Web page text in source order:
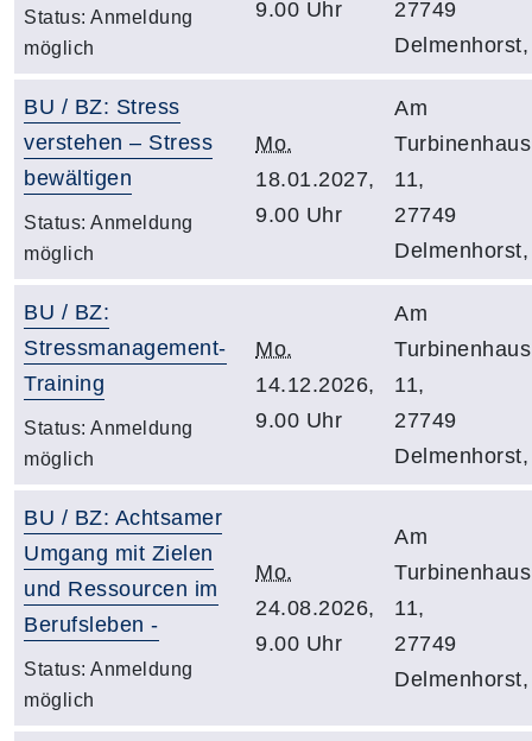
Status: Anmeldung
möglich
9.00 Uhr
27749
Delmenhorst,
BU / BZ: Stress
verstehen – Stress
bewältigen
Status: Anmeldung
möglich
Mo.
18.01.2027,
9.00 Uhr
Am
Turbinenhaus
11,
27749
Delmenhorst,
BU / BZ:
Stressmanagement-
Training
Status: Anmeldung
möglich
Mo.
14.12.2026,
9.00 Uhr
Am
Turbinenhaus
11,
27749
Delmenhorst,
BU / BZ: Achtsamer
Umgang mit Zielen
und Ressourcen im
Berufsleben -
Status: Anmeldung
möglich
Mo.
24.08.2026,
9.00 Uhr
Am
Turbinenhaus
11,
27749
Delmenhorst,